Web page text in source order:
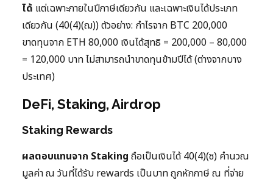
ได้ แต่เฉพาะภายในปีภาษีเดียวกัน และเฉพาะเงินได้ประเภท
เดียวกัน (40(4)(ฌ)) ตัวอย่าง: กำไรจาก BTC 200,000
ขาดทุนจาก ETH 80,000 เงินได้สุทธิ = 200,000 – 80,000
= 120,000 บาท ไม่สามารถนำขาดทุนข้ามปีได้ (ต่างจากบาง
ประเทศ)
DeFi, Staking, Airdrop
Staking Rewards
ผลตอบแทนจาก Staking ถือเป็นเงินได้ 40(4)(ซ) คำนวณ
มูลค่า ณ วันที่ได้รับ rewards เป็นบาท ถูกหักภาษี ณ ที่จ่าย